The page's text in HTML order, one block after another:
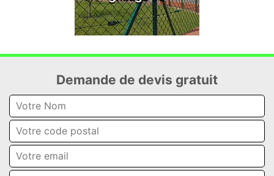
Demande de devis gratuit